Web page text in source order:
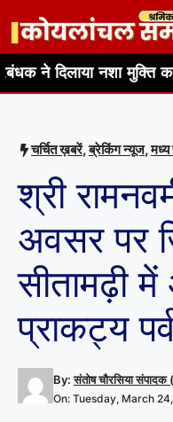
content
नशा मुक्ति का संकल्प
चर्चित ख़बरें,ब्रेकिंग न्यूज,
श्री
अवसर पर
सीतामढ़ी
प्राकट्य
By:संतोष चौरसिया
On: Tuesday, March